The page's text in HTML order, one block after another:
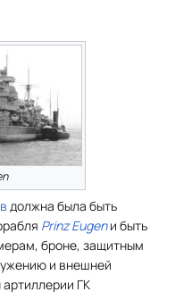
должна была быть
Prinz Eugenи быть
броне, защитным
и внешней
ГК